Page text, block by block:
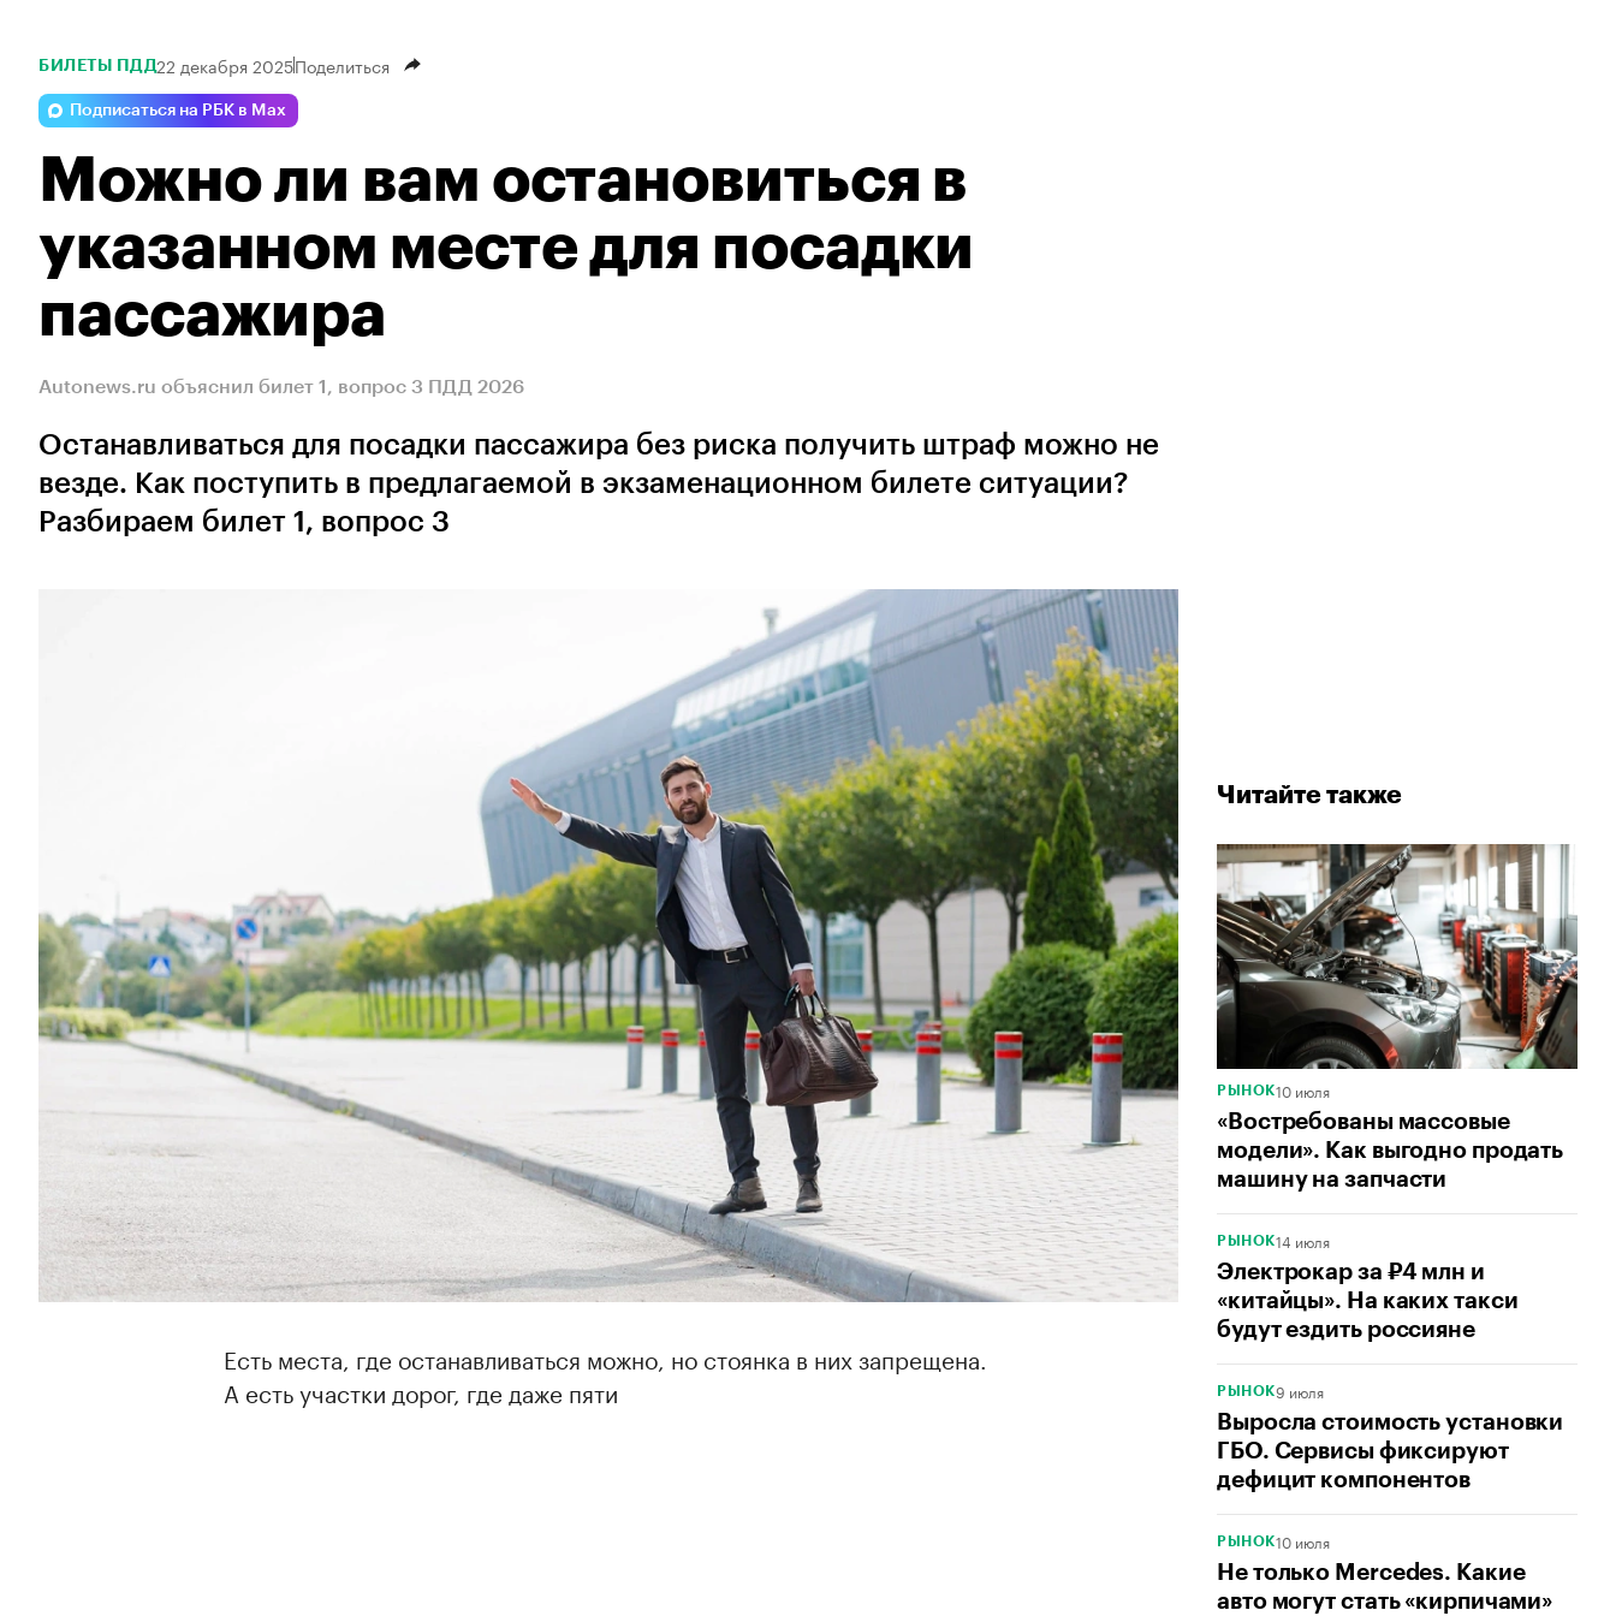
Читайте также
РЫНОК10 июля
«Востребованы массовые
модели». Как выгодно продать
машину на запчасти
РЫНОК14 июля
Электрокар за ₽4 млн и
«китайцы». На каких такси
будут ездить россияне
РЫНОК9 июля
Выросла стоимость установки
ГБО. Сервисы фиксируют
дефицит компонентов
РЫНОК10 июля
Не только Mercedes. Какие
авто могут стать «кирпичами»
БИЛЕТЫ ПДД 22 декабря 2025Поделиться
Подписаться на РБК в Max
Можно ли вам остановиться в
указанном месте для посадки
пассажира
Autonews.ru объяснил билет 1, вопрос 3 ПДД 2026
Останавливаться для посадки пассажира без риска получить штраф можно не
везде. Как поступить в предлагаемой в экзаменационном билете ситуации?
Разбираем билет 1, вопрос 3
Есть места, где останавливаться можно, но стоянка в них запрещена.
А есть участки дорог, где даже пяти